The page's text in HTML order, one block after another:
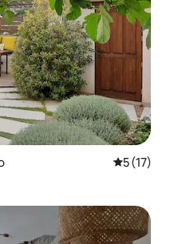
Średnia
5 (17)